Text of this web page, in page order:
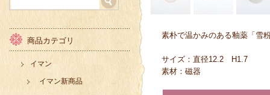
素朴で温かみのある釉薬「雪
サイズ：直径12.2 H1.7
素材：磁器
商品カテゴリ
イマン
イマン新商品